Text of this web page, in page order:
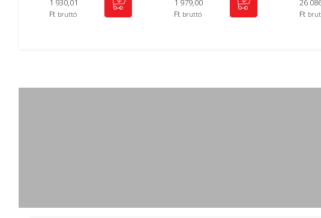
1 930,01
Ft bruttó
1 979,00
Ft bruttó
26
Ft